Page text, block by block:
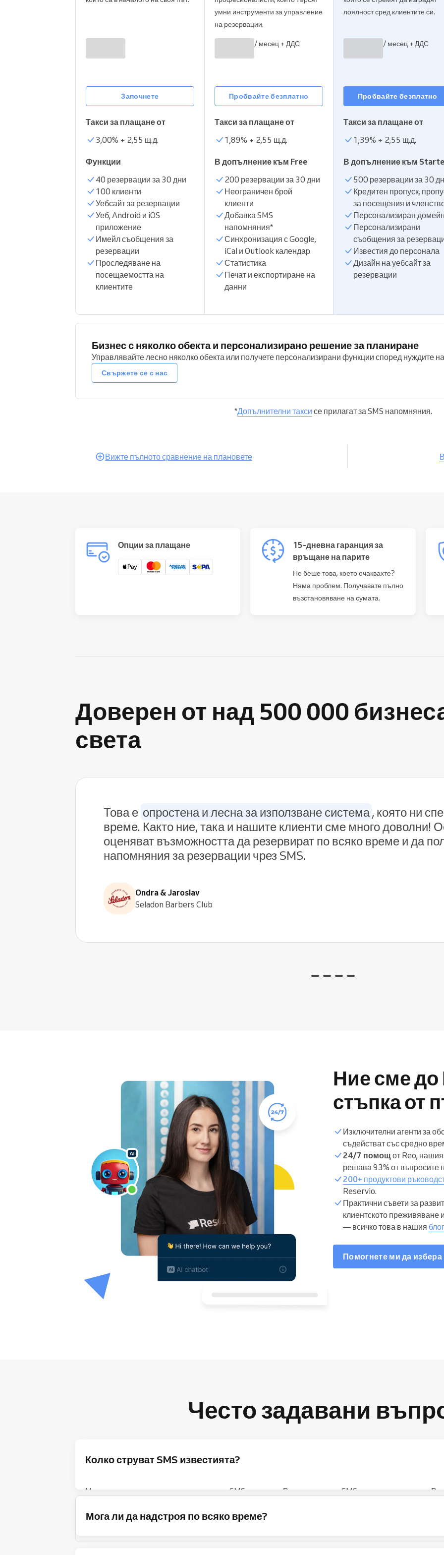
Омниканален инструмент за
Ръководите голяма
организация
умни инструменти за управление
на резервации.
лоялност сред клиентите си.
/ месец + ДДС / месец + ДДС
Започнете Пробвайте безплатно Пробвайте безплатно
Такси за плащане от
3,00% + 2,55 щ.д.
Функции
40 резервации за 30 дни
100 клиенти
Уебсайт за резервации
Уеб, Android и iOS
приложение
Имейл съобщения за
резервации
Проследяване на
посещаемостта на
клиентите
Такси за плащане от
1,89% + 2,55 щ.д.
В допълнение към Free
200 резервации за 30 дни
Неограничен брой
клиенти
Добавка SMS
напомняния*
Синхронизация с Google,
iCal и Outlook календар
Статистика
Печат и експортиране на
данни
Такси за плащане от
1,39% + 2,55 щ.д.
В допълнение към
500 резервации за 30
Кредитен пропуск,
за посещения и
Персонализиран домейн
Персонализирани
съобщения за
Известия до персонала
Дизайн на уебсайт за
резервации
Бизнес с няколко обекта и персонализирано решение за планиране
Управлявайте лесно няколко обекта или получете персонализирани функции според нуждите
Свържете се с нас
*Допълнителни такси се прилагат за SMS напомняния.
Вижте пълното сравнение на плановете
Опции за плащане
15-дневна гаранция за
връщане на парите
Не беше това, което очаквахте?
Няма проблем. Получавате пълно
възстановяване на сумата.
Доверен от над 500 000
света
Това е опростена и лесна за използване система, която ни
време. Както ние, така и нашите клиенти сме много доволни!
оценяват възможността да резервират по всяко време и да
напомняния за резервации чрез SMS.
Ondra & Jaroslav
Seladon Barbers Club
Ние сме до
стъпка от
Изключителни агенти за
съдействат със средно
24/7 помощот Reo,
решава 93% от въпросите
200+ продуктови
Reservio.
Практични съвети за
клиентското преживяване
— всичко това в нашия блог
Помогнете ми да избера
Често задавани
Колко струват SMS известията?
Можете да закупите кредитни пакети за SMS известия. Всеки изпратен SMS приспада кредит от
Мога ли да надстроя по всяко време?